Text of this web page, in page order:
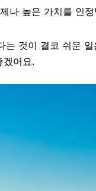
나 높은 가치를 인
는 것이 결코 쉬운
겠어요.